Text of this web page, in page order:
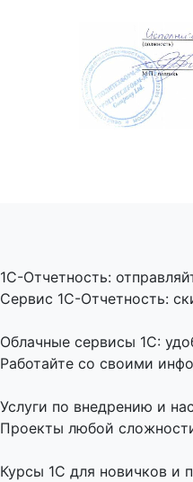
1C-Отчетность:
Сервис 1С-Отчетность:
Облачные сервисы 1С:
Работайте со своими
Услуги по внедрению и
Проекты любой
Курсы 1С для новичков и